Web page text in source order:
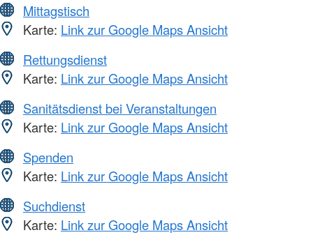
Mittagstisch
Karte: Link zur Google Maps Ansicht
Rettungsdienst
Karte: Link zur Google Maps Ansicht
Sanitätsdienst bei Veranstaltungen
Karte: Link zur Google Maps Ansicht
Spenden
Karte: Link zur Google Maps Ansicht
Suchdienst
Karte: Link zur Google Maps Ansicht